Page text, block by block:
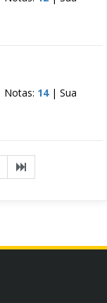
Notas: 14| Sua